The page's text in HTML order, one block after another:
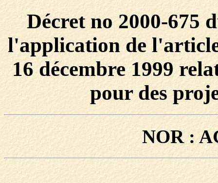
Décret no 2000-675
l'application de
16 décembre 1999
pour des
NOR :